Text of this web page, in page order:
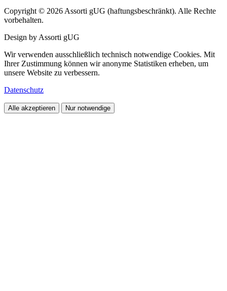
Copyright © 2026 Assorti gUG (haftungsbeschränkt). Alle Rechte
vorbehalten.
Design by Assorti gUG
Wir verwenden ausschließlich technisch notwendige Cookies. Mit
Ihrer Zustimmung können wir anonyme Statistiken erheben, um
unsere Website zu verbessern.
Datenschutz
Alle akzeptieren Nur notwendige